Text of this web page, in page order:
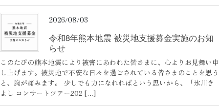
2026/08/03
令和8年熊本地震 被災地支援募金実施のお知
らせ
このたびの熊本地震により被害にあわれた皆さまに、心よりお見舞い申
し上げます。被災地で不安な日々を過ごされている皆さまのことを思う
と、胸が痛みます。 少しでも力になれればという思いから、「氷川き
よし コンサートツアー202 […]
スケジュール
コンサート
プロフィール